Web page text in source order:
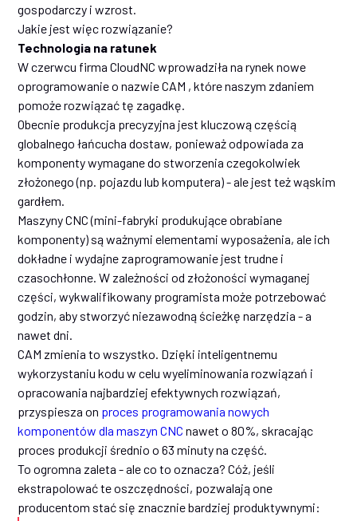
gospodarczy i wzrost.
Jakie jest więc rozwiązanie?
Technologia na ratunek
W czerwcu firma CloudNC wprowadziła na rynek nowe
oprogramowanie o nazwie CAM , które naszym zdaniem
pomoże rozwiązać tę zagadkę.
Obecnie produkcja precyzyjna jest kluczową częścią
globalnego łańcucha dostaw, ponieważ odpowiada za
komponenty wymagane do stworzenia czegokolwiek
złożonego (np. pojazdu lub komputera) - ale jest też wąskim
gardłem.
Maszyny CNC (mini-fabryki produkujące obrabiane
komponenty) są ważnymi elementami wyposażenia, ale ich
dokładne i wydajne zaprogramowanie jest trudne i
czasochłonne. W zależności od złożoności wymaganej
części, wykwalifikowany programista może potrzebować
godzin, aby stworzyć niezawodną ścieżkę narzędzia - a
nawet dni.
CAM zmienia to wszystko. Dzięki inteligentnemu
wykorzystaniu kodu w celu wyeliminowania rozwiązań i
opracowania najbardziej efektywnych rozwiązań,
przyspiesza on proces programowania nowych
komponentów dla maszyn CNC nawet o 80%, skracając
proces produkcji średnio o 63 minuty na część.
To ogromna zaleta - ale co to oznacza? Cóż, jeśli
ekstrapolować te oszczędności, pozwalają one
producentom stać się znacznie bardziej produktywnymi: